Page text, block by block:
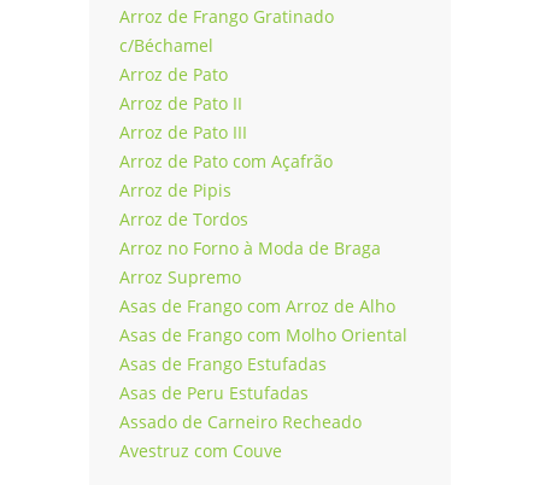
Arroz de Frango Gratinado
c/Béchamel
Arroz de Pato
Arroz de Pato II
Arroz de Pato III
Arroz de Pato com Açafrão
Arroz de Pipis
Arroz de Tordos
Arroz no Forno à Moda de Braga
Arroz Supremo
Asas de Frango com Arroz de Alho
Asas de Frango com Molho Oriental
Asas de Frango Estufadas
Asas de Peru Estufadas
Assado de Carneiro Recheado
Avestruz com Couve